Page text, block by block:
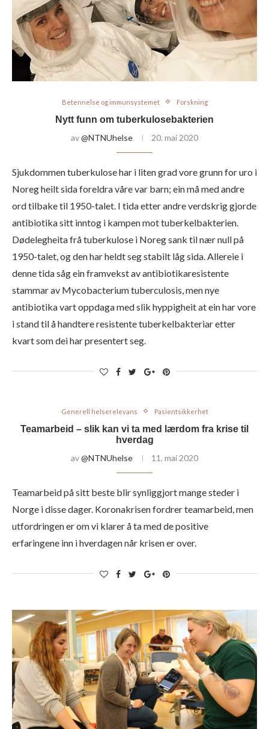
Betennelse og immunsystemet Forskning
Nytt funn om tuberkulosebakterien
av@NTNUhelse 20. mai 2020
Sjukdommen tuberkulose har i liten grad vore grunn for uro i
Noreg heilt sida foreldra våre var barn; ein må med andre
ord tilbake til 1950-talet. I tida etter andre verdskrig gjorde
antibiotika sitt inntog i kampen mot tuberkelbakterien.
Dødelegheita frå tuberkulose i Noreg sank til nær null på
1950-talet, og den har heldt seg stabilt låg sida. Allereie i
denne tida såg ein framvekst av antibiotikaresistente
stammar av Mycobacterium tuberculosis, men nye
antibiotika vart oppdaga med slik hyppigheit at ein har vore
i stand til å handtere resistente tuberkelbakteriar etter
kvart som dei har presentert seg.
Generell helserelevans Pasientsikkerhet
Teamarbeid – slik kan vi ta med lærdom fra krise til
hverdag
av@NTNUhelse 11. mai 2020
Teamarbeid på sitt beste blir synliggjort mange steder i
Norge i disse dager. Koronakrisen fordrer teamarbeid, men
utfordringen er om vi klarer å ta med de positive
erfaringene inn i hverdagen når krisen er over.